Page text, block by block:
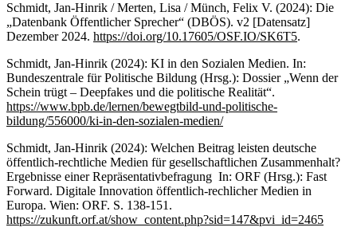
Schmidt, Jan-Hinrik / Merten, Lisa / Münch, Felix V. (2024): Die
„Datenbank Öffentlicher Sprecher“ (DBÖS). v2 [Datensatz]
Dezember 2024. https://doi.org/10.17605/OSF.IO/SK6T5.
Schmidt, Jan-Hinrik (2024): KI in den Sozialen Medien. In:
Bundeszentrale für Politische Bildung (Hrsg.): Dossier „Wenn der
Schein trügt – Deepfakes und die politische Realität“.
https://www.bpb.de/lernen/bewegtbild-und-politische-
bildung/556000/ki-in-den-sozialen-medien/
Schmidt, Jan-Hinrik (2024): Welchen Beitrag leisten deutsche
öffentlich-rechtliche Medien für gesellschaftlichen Zusammenhalt?
Ergebnisse einer Repräsentativbefragung In: ORF (Hrsg.): Fast
Forward. Digitale Innovation öffentlich-rechlicher Medien in
Europa. Wien: ORF. S. 138-151.
https://zukunft.orf.at/show_content.php?sid=147&pvi_id=2465